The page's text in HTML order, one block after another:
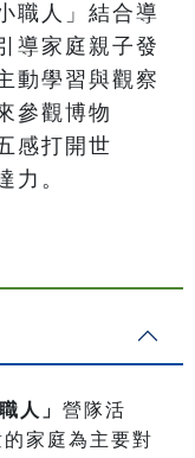
職人」結合導
導家庭親子發
動學習與觀察
參觀博物
感打開世
力。
人」 營隊活
家庭為主要對